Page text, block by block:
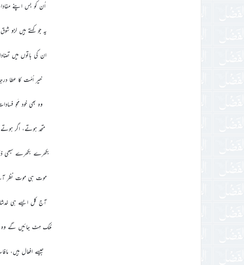
اُن کو بس اپنے
یہ جو کہتے ہیں لڑو
ان کی باتوں میں
خیر اُمّت کا عطا
وہ بھی خود مَحوِ
متحد ہوتے، اگر
بکھرے بکھرے سبھی
موت ہی موت نظر
آج کل ایسے ہی
مُلک مِٹ جائیں گے وہ
جیسے افعال ہیں،